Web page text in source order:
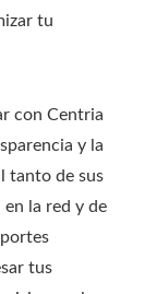
tu
con Centria
y la
tanto de sus
la red y de
tus